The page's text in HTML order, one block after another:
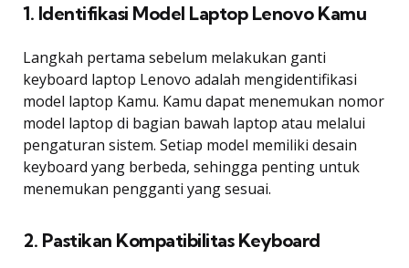
1. Identifikasi Model Laptop Lenovo Kamu
Langkah pertama sebelum melakukan ganti
keyboard laptop Lenovo adalah mengidentifikasi
model laptop Kamu. Kamu dapat menemukan nomor
model laptop di bagian bawah laptop atau melalui
pengaturan sistem. Setiap model memiliki desain
keyboard yang berbeda, sehingga penting untuk
menemukan pengganti yang sesuai.
2. Pastikan Kompatibilitas Keyboard